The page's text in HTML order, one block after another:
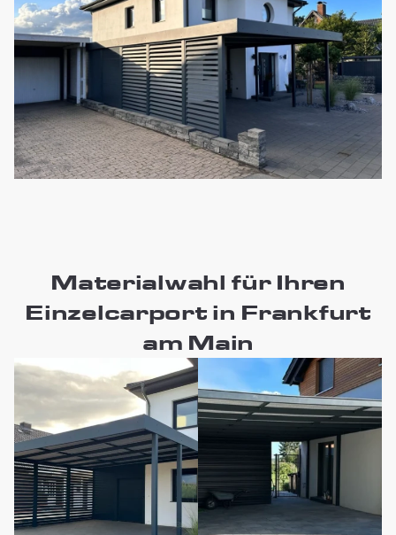
Materialwahl für Ihren
Einzelcarport in Frankfurt
am Main